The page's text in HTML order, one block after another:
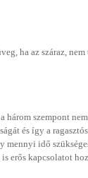
ha az száraz,
szempont
és így a
idő
erős kapcsolatot